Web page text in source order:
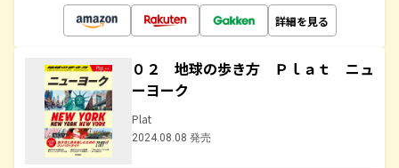
詳細を見る
０２ 地球の歩き方 Ｐｌａｔ ニュ
ーヨーク
Plat
2024.08.08 発売